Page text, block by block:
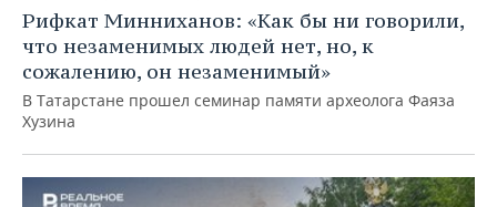
Рифкат Минниханов: «Как бы ни говорили,
что незаменимых людей нет, но, к
сожалению, он незаменимый»
В Татарстане прошел семинар памяти археолога Фаяза
Хузина